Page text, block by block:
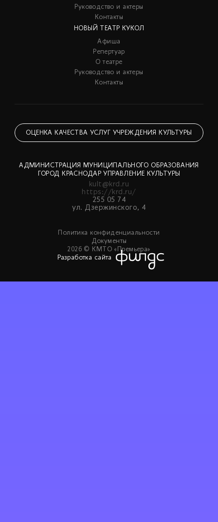
Руководство и актеры
Контакты
НОВЫЙ ТЕАТР КУКОЛ
Афиша
Репертуар
О театре
Руководство и актеры
Контакты
ОЦЕНКА КАЧЕСТВА УСЛУГ УЧРЕЖДЕНИЯ КУЛЬТУРЫ
АДМИНИСТРАЦИЯ МУНИЦИПАЛЬНОГО ОБРАЗОВАНИЯ
ГОРОД КРАСНОДАР УПРАВЛЕНИЕ КУЛЬТУРЫ
kult@krd.ru
https://krd.ru/
255 05 74
ул. Дзержинского, 4
Политика конфиденциальности
Документы
2026 © КМТО «Премьера»
Разработка сайта